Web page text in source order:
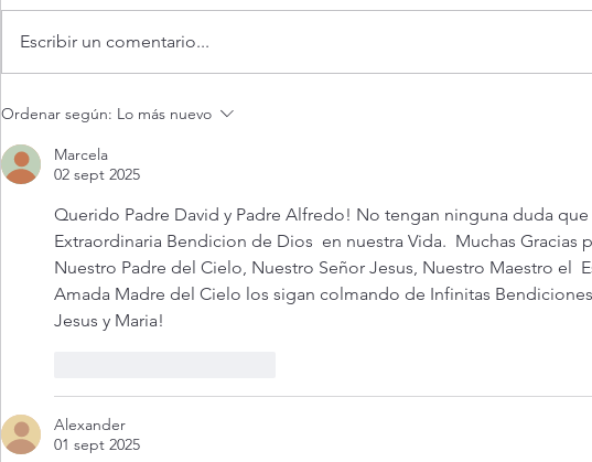
Evangelio de hoy jueves 6
Transfiguración del Señor (Mt
17,1-9)
Escribir un comentario...
Ordenar según: Lo más nuevo
Marcela
02 sept 2025
Querido Padre David y Padre Alfredo! No tengan ninguna duda que
Extraordinaria Bendicion de Dios  en nuestra Vida.  Muchas
Nuestro Padre del Cielo, Nuestro Señor Jesus, Nuestro Maestro el
Amada Madre del Cielo los sigan colmando de Infinitas
Jesus y Maria!
Alexander
01 sept 2025